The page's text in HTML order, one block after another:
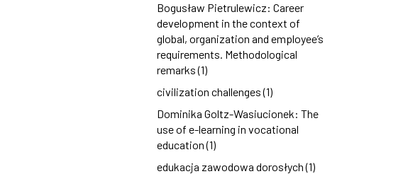
Bogusław Pietrulewicz: Career
development in the context of
global, organization and employee’s
requirements. Methodological
remarks (1)
civilization challenges (1)
Dominika Goltz-Wasiucionek: The
use of e-learning in vocational
education (1)
edukacja zawodowa dorosłych (1)